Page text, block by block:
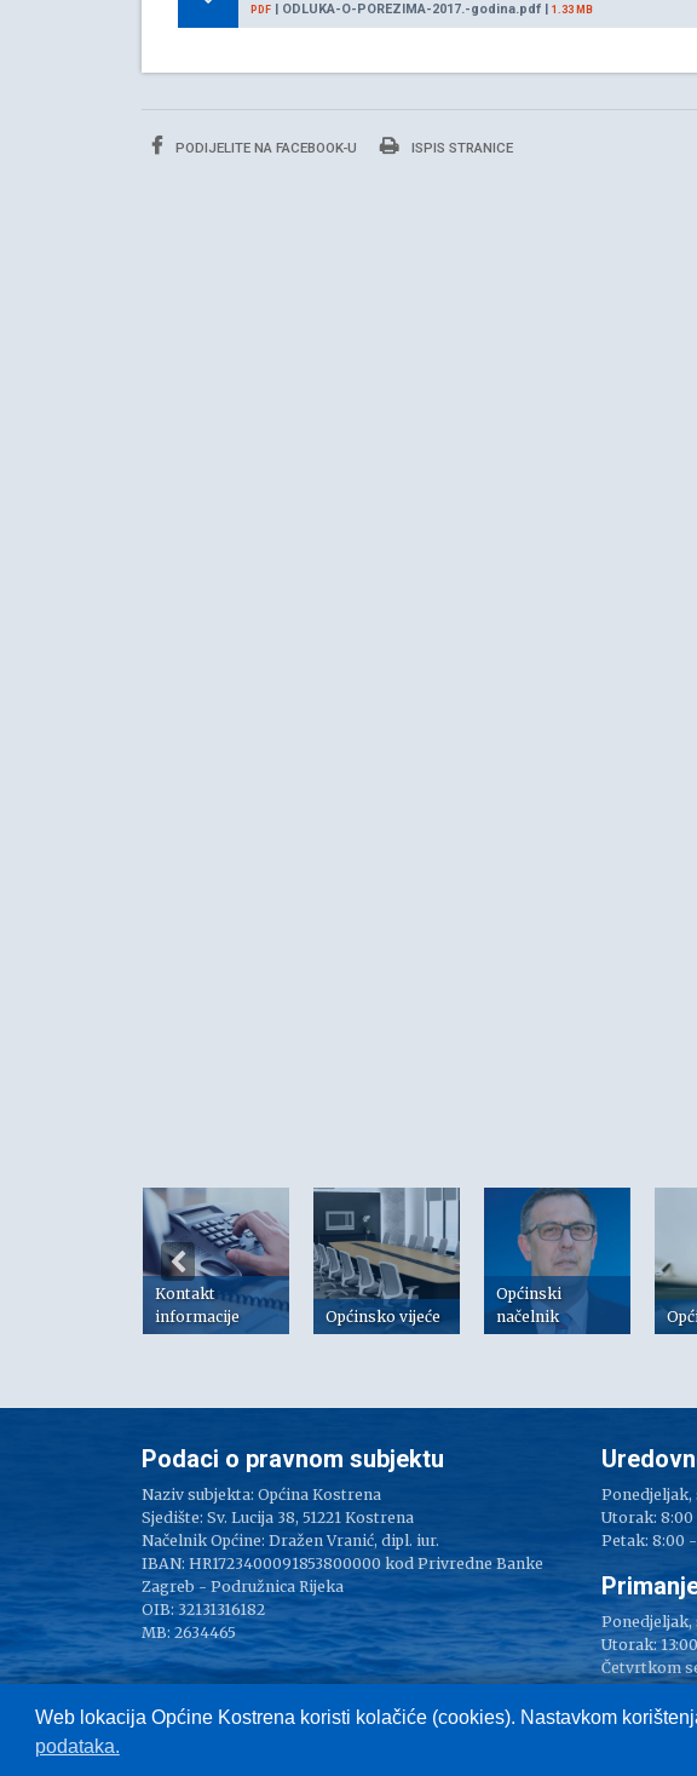
PDF | ODLUKA-O-POREZIMA-2017.-godina.pdf | 1.33 MB
PODIJELITE NA FACEBOOK-U ISPIS STRANICE
Kontakt
informacije
Općinsko vijeće
Općinski
načelnik
Web lokacija Općine Kostrena koristi kolačiće (cookies). Nastavkom
podataka.
Podaci o pravnom subjektu
Naziv subjekta: Općina Kostrena
Sjedište: Sv. Lucija 38, 51221 Kostrena
Načelnik Općine: Dražen Vranić, dipl. iur.
IBAN: HR1723400091853800000 kod Privredne Banke
Zagreb - Podružnica Rijeka
OIB: 32131316182
MB: 2634465
Ponedjeljak,
Utorak: 8:00
Petak: 8:00 -
Ponedjeljak,
Utorak:
Četvrtkom